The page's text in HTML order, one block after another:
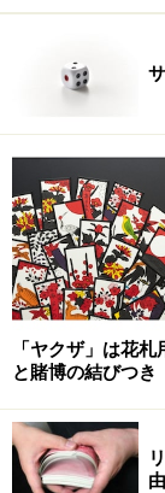
「ヤクザ」は花
と賭博の結びつき
由